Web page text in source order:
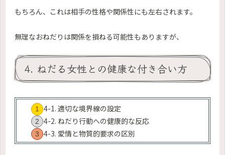
もちろん、これは相手の性格や関係性にも左右されます。
無理なおねだりは関係を損ねる可能性もありますが、
4. ねだる女性との健康な付き合い方
4-1. 適切な境界線の設定
4-2. ねだり行動への健康的な反応
4-3. 愛情と物質的要求の区別